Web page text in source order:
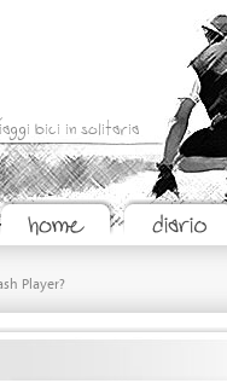
bici in solitaria
Player?